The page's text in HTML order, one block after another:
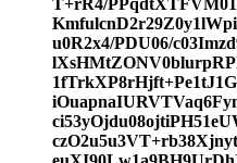
T+rR4/
u0R2x4/PDU06/